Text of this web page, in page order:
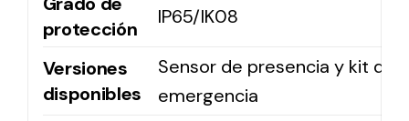
protección
IP65/IK08
Versiones
disponibles
Sensor de presencia y kit de
emergencia